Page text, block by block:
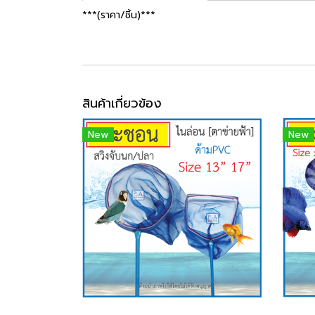
***(ราคา/ชิ้น)***
สินค้าเกี่ยวข้อง
New New